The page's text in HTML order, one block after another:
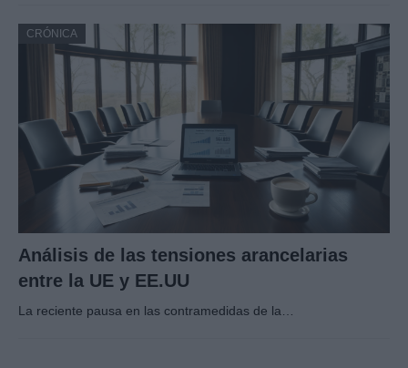
CRÓNICA
Análisis de las tensiones arancelarias
entre la UE y EE.UU
La reciente pausa en las contramedidas de la…